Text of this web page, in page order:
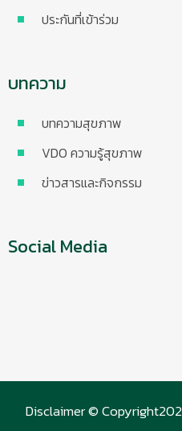
ประกันที่เข้าร่วม
บทความ
บทความสุขภาพ
VDO ความรู้สุขภาพ
ข่าวสารและกิจกรรม
Social Media
Disclaimer ©